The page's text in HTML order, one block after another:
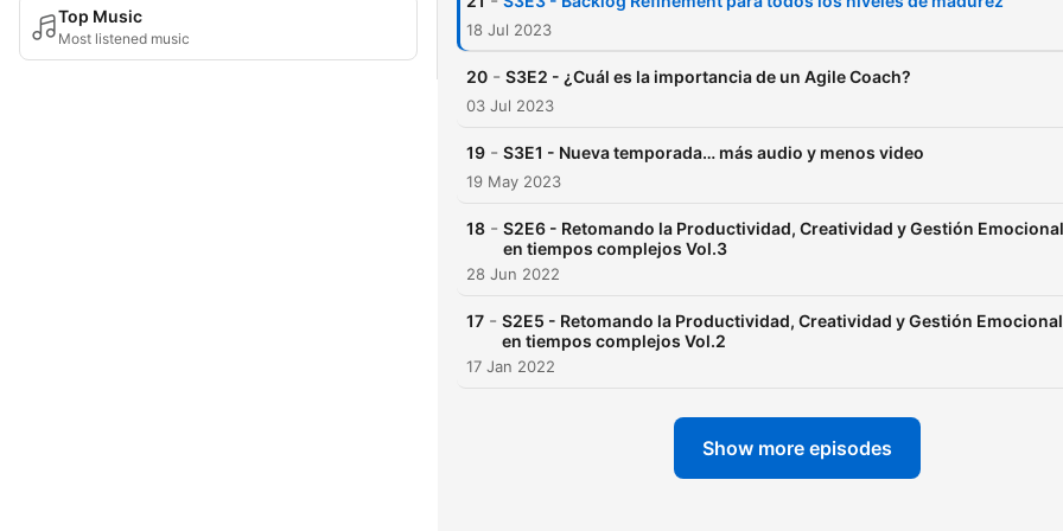
Top Music
Most listened music
Kanban, Design Thinking,
con entrevistas a Agilistas,
18 Jul 2023
20 - S3E2 - ¿Cuál es la importancia de un Agile Coach?
03 Jul 2023
19 - S3E1 - Nueva temporada… más audio y menos video
19 May 2023
18 - S2E6 - Retomando la Productividad, Creatividad y Gestión Emocional
en tiempos complejos Vol.3
28 Jun 2022
17 - S2E5 - Retomando la Productividad, Creatividad y Gestión Emocional
en tiempos complejos Vol.2
17 Jan 2022
Show more episodes